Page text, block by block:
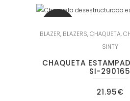
BLAZER, BLAZERS,CHAQUETA,
SINTY
CHAQUETA
SI-290165
21.95€